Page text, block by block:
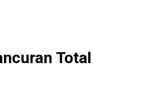
Total